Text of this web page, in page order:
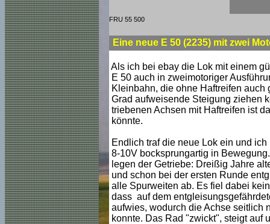
FRU 55 500
Eine neue E 50 (2235) mit zwei
Als ich bei ebay die Lok mit einem
E 50 auch in zweimotoriger
Kleinbahn, die ohne Haftreifen
Grad aufweisende Steigung ziehen
triebenen Achsen mit Haftreifen ist
könnte.
Endlich traf die neue Lok ein und
8-10V bocksprungartig in
legen der Getriebe: Dreißig Jahre
und schon bei der ersten Runde
alle Spurweiten ab. Es fiel dabei
dass auf dem
aufwies, wodurch die Achse seitlich
konnte. Das Rad "zwickt", steigt auf